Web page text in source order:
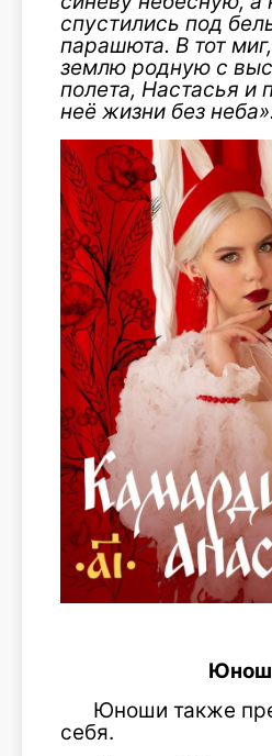
спустились под
парашюта. В тот
землю родную с
полета, Настасья и
неё жизни без неба».
Юноши также
себя.